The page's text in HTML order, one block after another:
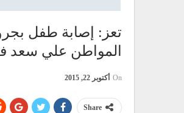
تعز: إصابة طفل
المواطن علي
On أكتوبر 22, 2015
Share